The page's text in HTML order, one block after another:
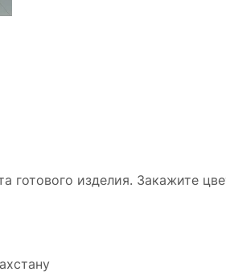
готового изделия. Закажите